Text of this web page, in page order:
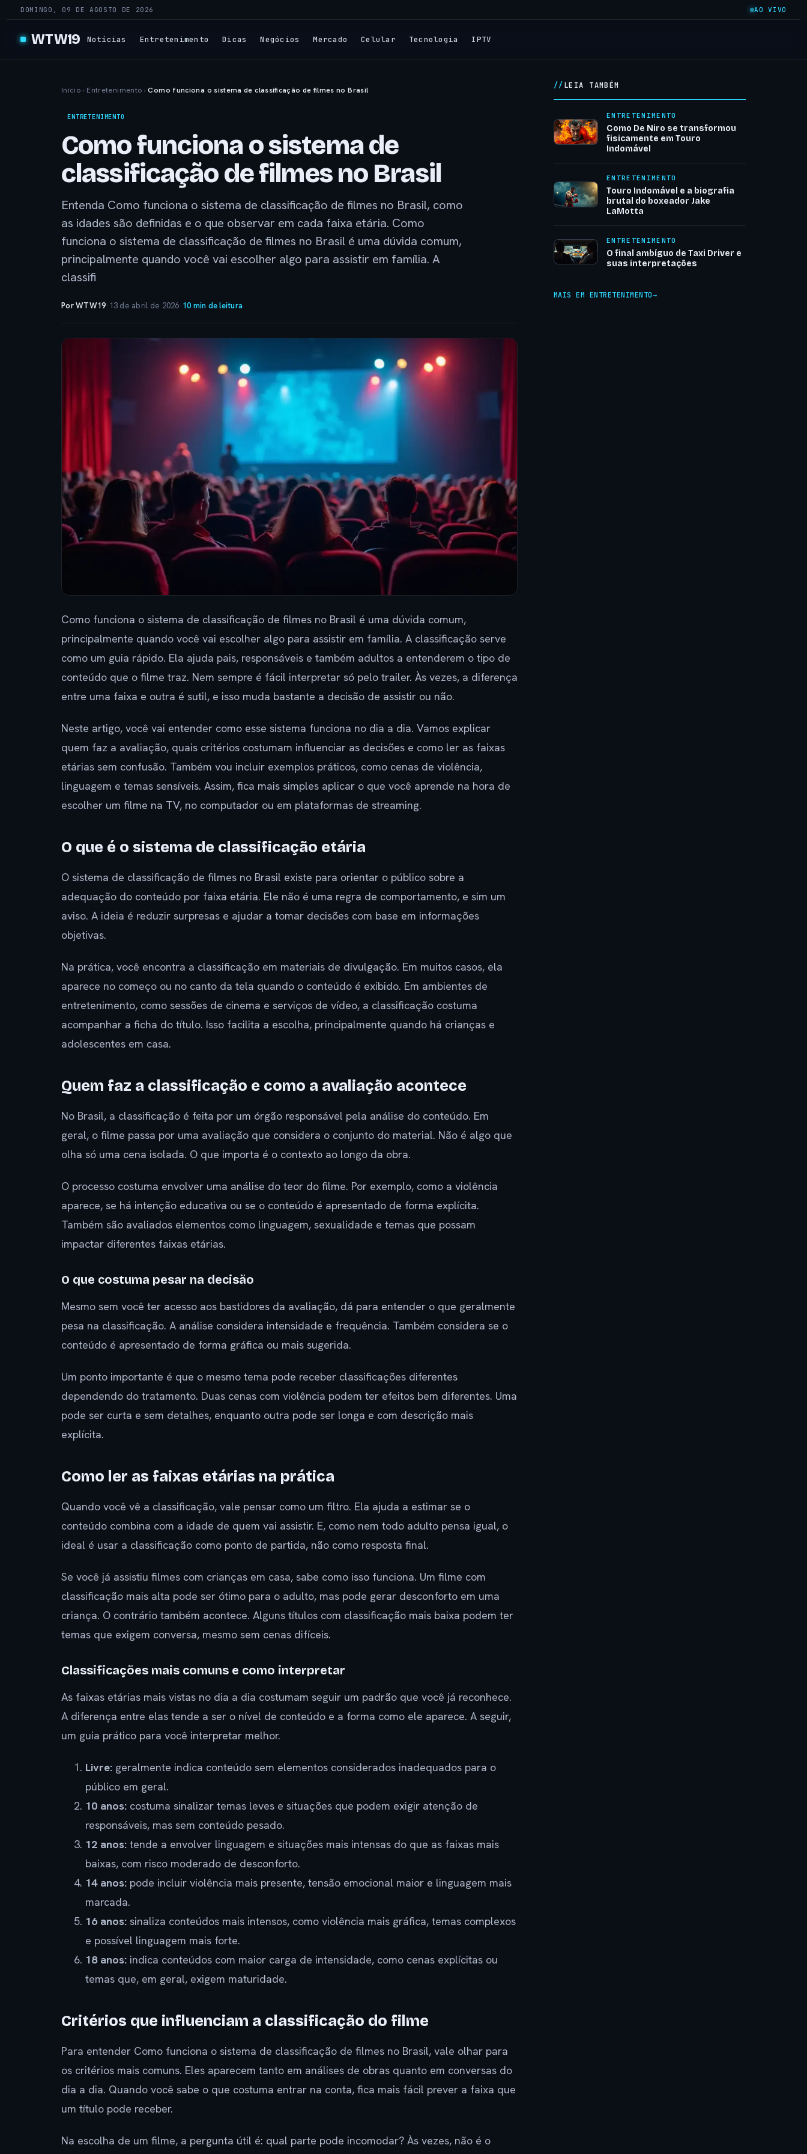
DOMINGO, 09 DE AGOSTO DE 2026 AO VIVO
WTW19 Notícias Entretenimento Dicas Negócios Mercado Celular Tecnologia IPTV
Início › Entretenimento › Como funciona o sistema de classificação de filmes no Brasil
ENTRETENIMENTO
Como funciona o sistema de
classificação de filmes no Brasil
Entenda Como funciona o sistema de classificação de filmes no Brasil, como
as idades são definidas e o que observar em cada faixa etária. Como
funciona o sistema de classificação de filmes no Brasil é uma dúvida comum,
principalmente quando você vai escolher algo para assistir em família. A
classifi
Por WTW19· 13 de abril de 2026·10 min de leitura
Como funciona o sistema de classificação de filmes no Brasil é uma dúvida comum,
principalmente quando você vai escolher algo para assistir em família. A classificação serve
como um guia rápido. Ela ajuda pais, responsáveis e também adultos a entenderem o tipo de
conteúdo que o filme traz. Nem sempre é fácil interpretar só pelo trailer. Às vezes, a diferença
entre uma faixa e outra é sutil, e isso muda bastante a decisão de assistir ou não.
Neste artigo, você vai entender como esse sistema funciona no dia a dia. Vamos explicar
quem faz a avaliação, quais critérios costumam influenciar as decisões e como ler as faixas
etárias sem confusão. Também vou incluir exemplos práticos, como cenas de violência,
linguagem e temas sensíveis. Assim, fica mais simples aplicar o que você aprende na hora de
escolher um filme na TV, no computador ou em plataformas de streaming.
O que é o sistema de classificação etária
O sistema de classificação de filmes no Brasil existe para orientar o público sobre a
adequação do conteúdo por faixa etária. Ele não é uma regra de comportamento, e sim um
aviso. A ideia é reduzir surpresas e ajudar a tomar decisões com base em informações
objetivas.
Na prática, você encontra a classificação em materiais de divulgação. Em muitos casos, ela
aparece no começo ou no canto da tela quando o conteúdo é exibido. Em ambientes de
entretenimento, como sessões de cinema e serviços de vídeo, a classificação costuma
acompanhar a ficha do título. Isso facilita a escolha, principalmente quando há crianças e
adolescentes em casa.
Quem faz a classificação e como a avaliação acontece
No Brasil, a classificação é feita por um órgão responsável pela análise do conteúdo. Em
geral, o filme passa por uma avaliação que considera o conjunto do material. Não é algo que
olha só uma cena isolada. O que importa é o contexto ao longo da obra.
O processo costuma envolver uma análise do teor do filme. Por exemplo, como a violência
aparece, se há intenção educativa ou se o conteúdo é apresentado de forma explícita.
Também são avaliados elementos como linguagem, sexualidade e temas que possam
impactar diferentes faixas etárias.
O que costuma pesar na decisão
Mesmo sem você ter acesso aos bastidores da avaliação, dá para entender o que geralmente
pesa na classificação. A análise considera intensidade e frequência. Também considera se o
conteúdo é apresentado de forma gráfica ou mais sugerida.
Um ponto importante é que o mesmo tema pode receber classificações diferentes
dependendo do tratamento. Duas cenas com violência podem ter efeitos bem diferentes. Uma
pode ser curta e sem detalhes, enquanto outra pode ser longa e com descrição mais
explícita.
Como ler as faixas etárias na prática
Quando você vê a classificação, vale pensar como um filtro. Ela ajuda a estimar se o
conteúdo combina com a idade de quem vai assistir. E, como nem todo adulto pensa igual, o
ideal é usar a classificação como ponto de partida, não como resposta final.
Se você já assistiu filmes com crianças em casa, sabe como isso funciona. Um filme com
classificação mais alta pode ser ótimo para o adulto, mas pode gerar desconforto em uma
criança. O contrário também acontece. Alguns títulos com classificação mais baixa podem ter
temas que exigem conversa, mesmo sem cenas difíceis.
Classificações mais comuns e como interpretar
As faixas etárias mais vistas no dia a dia costumam seguir um padrão que você já reconhece.
A diferença entre elas tende a ser o nível de conteúdo e a forma como ele aparece. A seguir,
um guia prático para você interpretar melhor.
Livre: geralmente indica conteúdo sem elementos considerados inadequados para o
público em geral.
10 anos: costuma sinalizar temas leves e situações que podem exigir atenção de
responsáveis, mas sem conteúdo pesado.
12 anos: tende a envolver linguagem e situações mais intensas do que as faixas mais
baixas, com risco moderado de desconforto.
14 anos: pode incluir violência mais presente, tensão emocional maior e linguagem mais
marcada.
16 anos: sinaliza conteúdos mais intensos, como violência mais gráfica, temas complexos
e possível linguagem mais forte.
18 anos: indica conteúdos com maior carga de intensidade, como cenas explícitas ou
temas que, em geral, exigem maturidade.
Critérios que influenciam a classificação do filme
Para entender Como funciona o sistema de classificação de filmes no Brasil, vale olhar para
os critérios mais comuns. Eles aparecem tanto em análises de obras quanto em conversas do
dia a dia. Quando você sabe o que costuma entrar na conta, fica mais fácil prever a faixa que
um título pode receber.
Na escolha de um filme, a pergunta útil é: qual parte pode incomodar? Às vezes, não é o
LEIA TAMBÉM
ENTRETENIMENTO
Como De Niro se transformou
fisicamente em Touro
Indomável
ENTRETENIMENTO
Touro Indomável e a biografia
brutal do boxeador Jake
LaMotta
ENTRETENIMENTO
O final ambíguo de Taxi Driver e
suas interpretações
MAIS EM ENTRETENIMENTO